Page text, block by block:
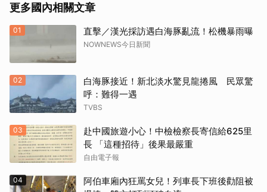
更多國內相關文章
01 直擊／漢光採訪遇白海豚亂流！松機暴雨曝
NOWNEWS今日新聞
02
白海豚接近！新北淡水驚見龍捲風 民眾驚
呼：難得一遇
TVBS
03
赴中國旅遊小心！中檢檢察長寄信給625里
長 「這種招待」後果最嚴重
自由電子報
04
阿伯車廂內狂罵女兒！列車長下班後勸阻被